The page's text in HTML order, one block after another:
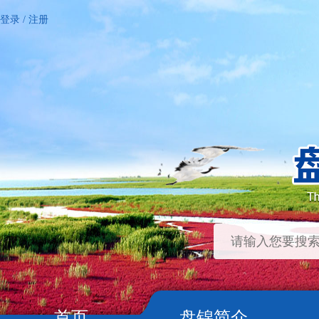
登录 / 注册